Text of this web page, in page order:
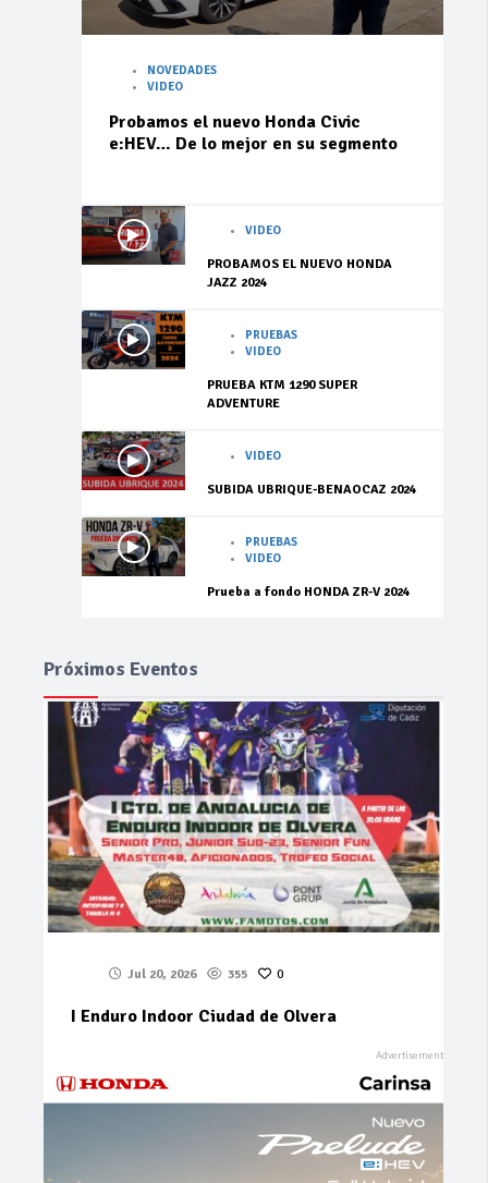
NOVEDADES
VIDEO
Probamos el nuevo Honda Civic
e:HEV… De lo mejor en su segmento
VIDEO
PROBAMOS EL NUEVO HONDA
JAZZ 2024
PRUEBAS
VIDEO
PRUEBA KTM 1290 SUPER
ADVENTURE
VIDEO
SUBIDA UBRIQUE-BENAOCAZ 2024
PRUEBAS
VIDEO
Prueba a fondo HONDA ZR-V 2024
Próximos Eventos
Jul 20, 2026 355 0
I Enduro Indoor Ciudad de Olvera